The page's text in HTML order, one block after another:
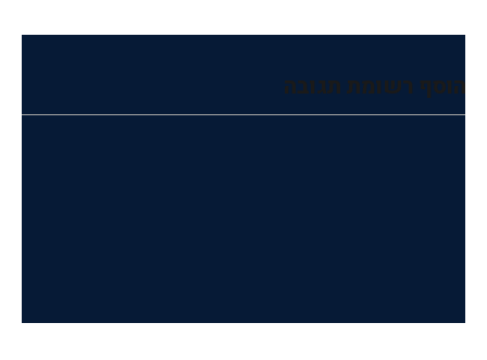
הוסף רשומת תגובה